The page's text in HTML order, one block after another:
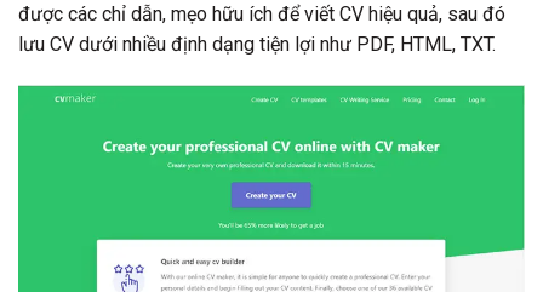
được các chỉ dẫn, mẹo hữu ích để viết CV hiệu quả, sau đó
lưu CV dưới nhiều định dạng tiện lợi như PDF, HTML, TXT.